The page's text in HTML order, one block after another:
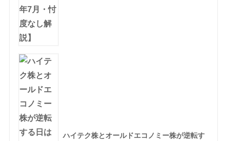
ハイテク株とオールドエコノミー株が逆転す